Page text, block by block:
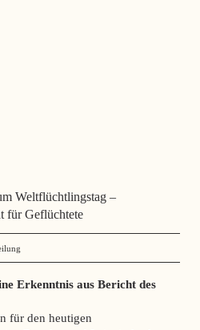
Weltflüchtlingstag –
für Geflüchtete
Erkenntnis aus Bericht des
für den heutigen